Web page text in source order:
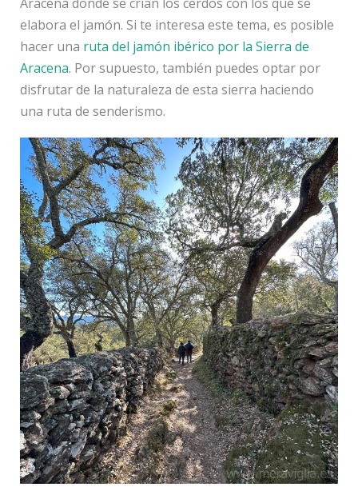
elabora el jamón. Si te interesa este tema, es posible
hacer una ruta del jamón ibérico por la Sierra de
Aracena. Por supuesto, también puedes optar por
disfrutar de la naturaleza de esta sierra haciendo
una ruta de senderismo.